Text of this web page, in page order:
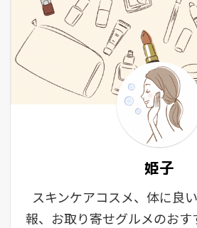
姫子
スキンケアコスメ、体に良
報、お取り寄せグルメのおす